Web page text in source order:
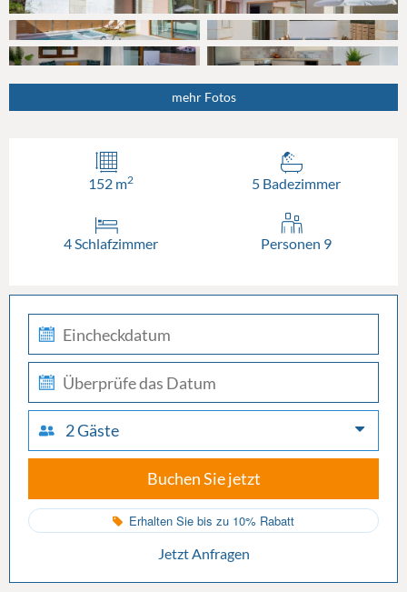
mehr Fotos
152 m2 5 Badezimmer
4 Schlafzimmer Personen 9
check-
in
check-
out
2 Gäste
Buchen Sie jetzt
Erhalten Sie bis zu 10% Rabatt
Jetzt Anfragen